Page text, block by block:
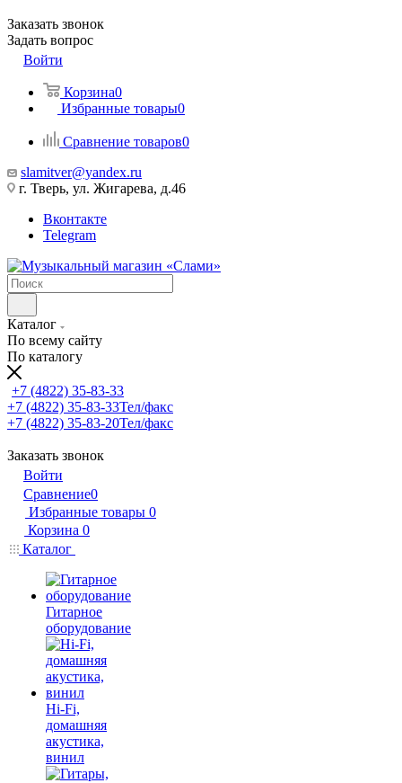
Заказать звонок
Задать вопрос
Войти
Корзина0
Избранные товары0
Сравнение товаров0
slamitver@yandex.ru
г. Тверь, ул. Жигарева, д.46
Вконтакте
Telegram
Каталог
По всему сайту
По каталогу
+7 (4822) 35-83-33
+7 (4822) 35-83-33Тел/факс
+7 (4822) 35-83-20Тел/факс
Заказать звонок
Войти
Сравнение0
Избранные товары 0
Корзина 0
Каталог
Гитарное
оборудование
Hi-Fi,
домашняя
акустика,
винил